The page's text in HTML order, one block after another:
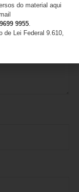
do material aqui
9955.
de Lei Federal 9.610,